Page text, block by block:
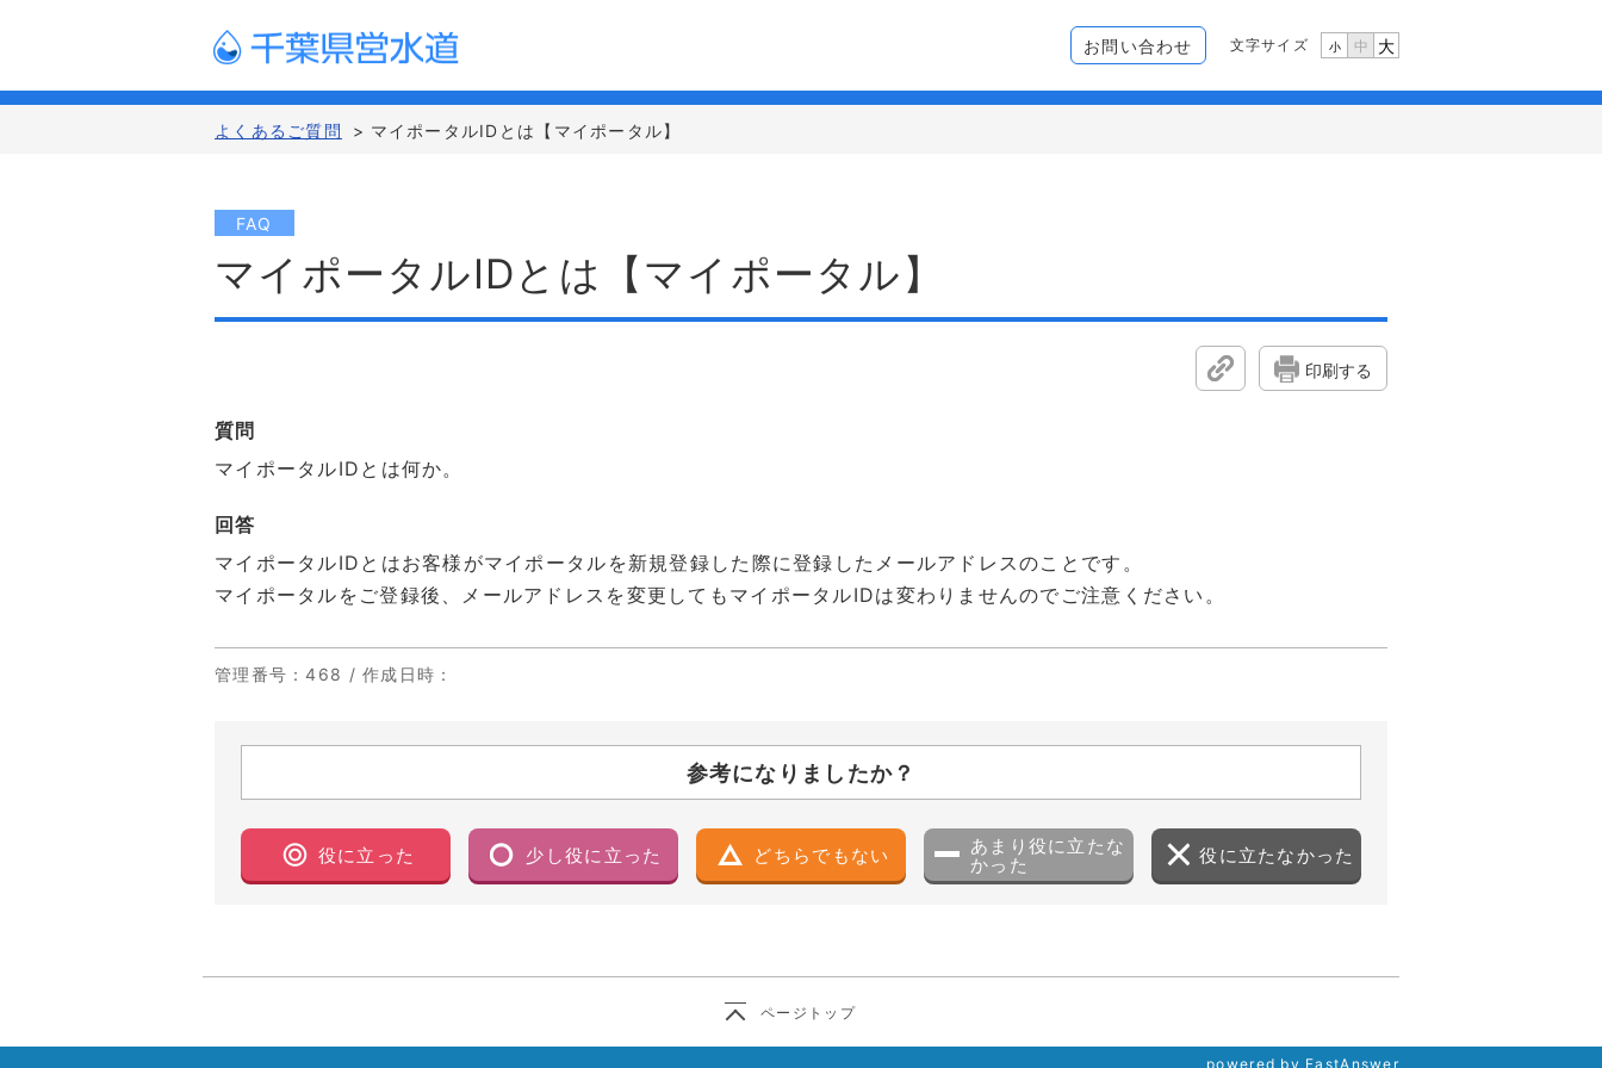
お問い合わせ 文字サイズ 小 中 大
よくあるご質問 > マイポータルIDとは【マイポータル】
FAQ
マイポータルIDとは【マイポータル】
印刷する
質問
マイポータルIDとは何か。
回答
マイポータルIDとはお客様がマイポータルを新規登録した際に登録したメールアドレスのことです。
マイポータルをご登録後、メールアドレスを変更してもマイポータルIDは変わりませんのでご注意ください。
管理番号 ：468 /作成日時 ：
参考になりましたか？
役に立った 少し役に立った どちらでもない
あまり役に立たな
かった
役に立たなかった
ページトップ
powered by FastAnswer